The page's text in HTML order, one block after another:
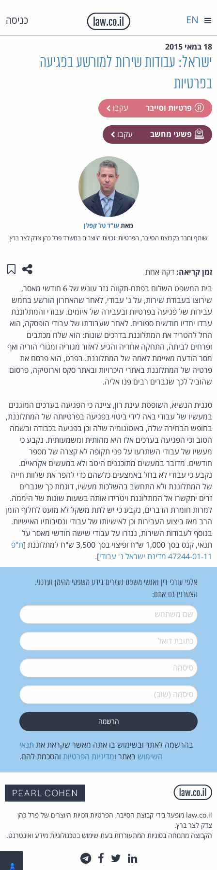
כניסה EN
18 במאי 2015
ישראל: עבודות שירות למורשע בפגיעה
בפרטיות
פרטיות וסייבר עקבו
פשעי מחשב עקבו
מאת‏עו"ד טל קפלן
שותף וחבר בקבוצת הסייבר, הפרטיות וזכויות היוצרים במשרד פרל כהן צדק לצר ברץ
זמן קריאה: דקה אחת שתפו
בית המשפט השלום בפתח-תקווה גזר עונש של 6 חודשי מאסר,
שירוצו בעבודת שירות, על נ' עבודי, לאחר שהאחרון הורשע בחמש
עבירות של פגיעה בפרטיות ובעבירה של איומים. עבודי והמתלוננת
עבדו יחדיו חודשים ספורים. לאחר שעבודתו של עבודי הופסקה, הוא
החל להטריד את המתלוננת בדרכים שונות: הוא שלח מכתבים
ופרחים לביתה, התחקה אחריה והגיע לאזור מגוריה ומגורי הוריה ואף
מסר הודעה מאיימת לאמה של המתלוננת. בפרט, הוא פרסם את
פרטיה של המתלוננת באתרי היכרויות ובאתר סקס וארוטיקה, פרסום
שהוביל לכך שגברים רבים פנו אליה.
סגנית הנשיא, השופטת עינת רון, ציינה כי הפגיעה בערכים המוגנים
במעשיו של עבודי באה לידי ביטוי בפגיעה בפרטיותה של המתלוננת,
בחופש הבחירה שלה, באוטונומיה שלה וכן בפגיעה בכבודה ובשמה
הטוב וכי הפגיעה בערכים אלו היא מהותית ומשמעותית. נקבע כי
מעשיו של עבודי השתרעו על פני תקופה לא קצרה של מספר
חודשים. מדובר במעשים מתוכננים היטב ולא במעשים אקראיים.
נקבע כי עבודי לא בחל באמצעים כלשהם כדי להפר את שלוות חייה
של המתלוננת ולא התחשב בהשלכות מעשיו, דוגמת כך שגברים
זרים יתקשרו אל המתלוננת ויטרידו אותה בשעות שונות של היממה.
למרות חומרת הדברים, נקבע כי יש לתת משקל לא מועט לחלוף הזמן
הרב מאז ביצוע העבירות וכן לאישיותו של עבודי ונסיבותיו האישיות.
בנוסף לעבודות השירות, נגזרו על עבודי שישה חודשי מאסר על
תנאי, קנס בסך 1,000 ש"ח ופיצוי בסך 3,500 ש"ח למתלוננת [
ת"פ
47244-01-11 מדינת ישראל נ' עבודי
].
אלפי עורכי דין ואנשי משפט נעזרים בידע משפטי מהימן ועדכני.
הצטרפו גם אתם:
שם משתמש*
דואל*
סיסמה*
סיסמה (שוב)*
בהרשמה לאתר ובשימוש בו אתה מאשר שקראת את תנאי
השימוש באתר ומדיניות הפרטיות והסכמת להם.
law.co.il מופעל בידי קבוצת הסייבר, הפרטיות וזכויות היוצרים של פרל כהן
צדק לצר ברץ.
הקבוצה מתמחה בסוגיות המתעוררות בעת שימוש בטכנולוגיות מידע ואינטרנט.
לינקדאין
טוויטרפייסבוק